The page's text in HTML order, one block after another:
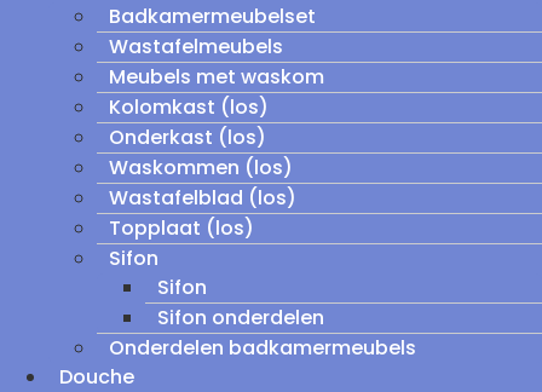
Badkamermeubelset
Wastafelmeubels
Meubels met waskom
Kolomkast (los)
Onderkast (los)
Waskommen (los)
Wastafelblad (los)
Topplaat (los)
Sifon
Sifon
Sifon onderdelen
Onderdelen badkamermeubels
Douche